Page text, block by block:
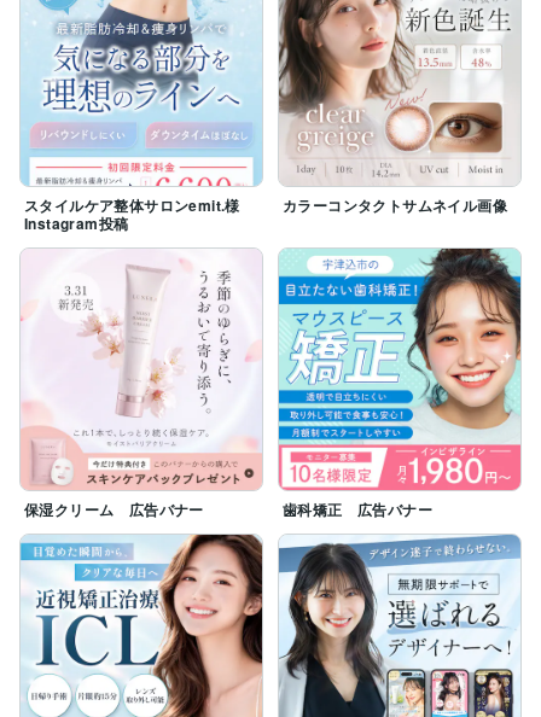
▼得意なテイスト
・女性向け
・シンプルで上品
・優しい雰囲気
・ナチュラル
どんなお悩みでも、些細なことでも構いません。
「イメージがまとまっていない」「何から相談すればい
いかわからない」
そんな状態でも大丈夫です。
ご相談は無料ですので、画面上部の✉️メールアイコン
（スマホの方は画面下にも表示されています）より、お
気軽にご連絡ください。
スタイルケア整体サロンemit.様
Instagram投稿
カラーコンタクトサムネイル画像
保湿クリーム 広告バナー 歯科矯正 広告バナー